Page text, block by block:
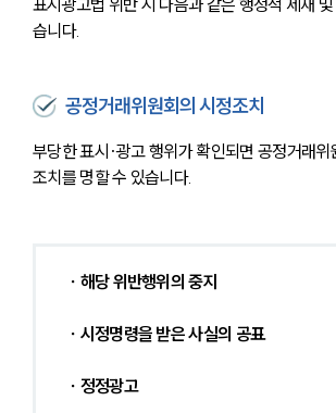
습니다.
공정거래위원회의 시정조치
부당한 표시·광고 행위가 확인되면 공정거래위
조치를 명할 수 있습니다.
∙ 해당 위반행위의 중지
∙ 시정명령을 받은 사실의 공표
∙ 정정광고